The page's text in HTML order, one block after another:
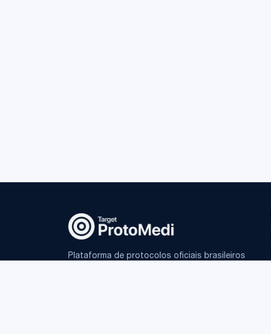
Plataforma de protocolos oficiais brasileiros